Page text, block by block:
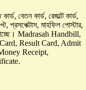
বেতন কার্ড, রেজাল্ট কার্ড,
প্রসপেক্টাস, মাহফিল পোস্টার,
যাচ্ছে। Madrasah Handbill,
Result Card, Admit
Receipt,